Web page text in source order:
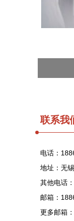
联系我
电话：
地址：无
其他电话
邮箱：
更多邮箱